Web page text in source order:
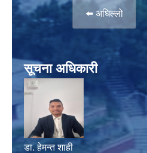
⬅️ अघिल्लो
सूचना अधिकारी
डा. हेमन्त शाही